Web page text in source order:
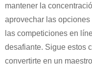
mantener la
aprovechar las
las competiciones en
desafiante. Sigue estos
convertirte en un